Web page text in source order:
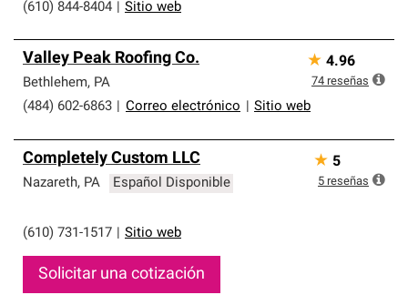
(610) 844-8404
Sitio web
Valley Peak Roofing Co.
Bethlehem, PA
(484) 602-6863
Correo electrónico Sitio web
★ 4.96
74 reseñas
Completely Custom LLC
Nazareth, PA Español Disponible
(610) 731-1517 Sitio web
Solicitar una cotización
★ 5
5 reseñas